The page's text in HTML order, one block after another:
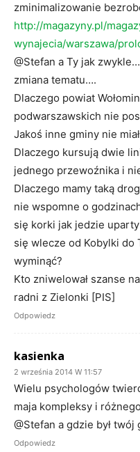
zminimalizowanie
http://magazyny.pl/
wynajecia/warszawa/
@Stefan a Ty jak
zmiana tematu….
Dlaczego powiat
podwarszawskich nie
Jakoś inne gminy nie
Dlaczego kursują dwie
jednego przewoźnika i
Dlaczego mamy taką
nie wspomne o
się korki jak jedzie
się wlecze od Kobylki do
wyminąć?
Kto zniwelował szanse
radni z Zielonki [PIS]
Odpowiedz
kasienka
2 września 2014 W 11:57
Wielu psychologów
maja kompleksy i
@Stefan a gdzie był
Odpowiedz